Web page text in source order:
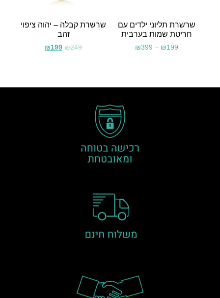
שרשרת תליוני ילדים עם
חריטת שמות בערבית
₪199
–
₪399
שרשרת קבלה – יהוה ציפוי
זהב
₪249
₪199